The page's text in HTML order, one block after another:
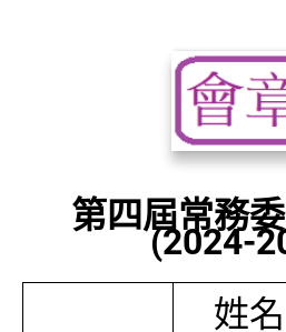
第四屆常務
(2024-
姓名